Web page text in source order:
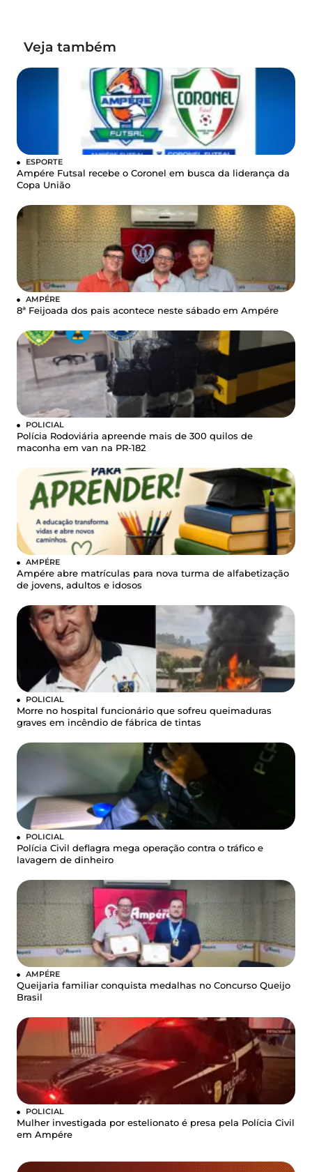
Veja também
ESPORTE
Ampére Futsal recebe o Coronel em busca da liderança da
Copa União
AMPÉRE
8ª Feijoada dos pais acontece neste sábado em Ampére
POLICIAL
Polícia Rodoviária apreende mais de 300 quilos de
maconha em van na PR-182
AMPÉRE
Ampére abre matrículas para nova turma de alfabetização
de jovens, adultos e idosos
POLICIAL
Morre no hospital funcionário que sofreu queimaduras
graves em incêndio de fábrica de tintas
POLICIAL
Polícia Civil deflagra mega operação contra o tráfico e
lavagem de dinheiro
AMPÉRE
Queijaria familiar conquista medalhas no Concurso Queijo
Brasil
POLICIAL
Mulher investigada por estelionato é presa pela Polícia Civil
em Ampére